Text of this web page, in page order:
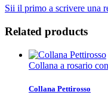
Sii il primo a scrivere una
Related products
Collana a rosario
Collana Pettirosso